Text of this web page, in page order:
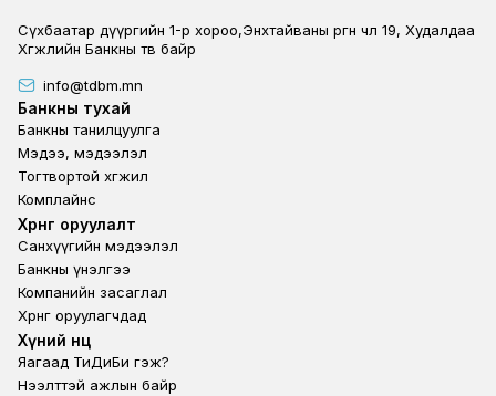
Сүхбаатар дүүргийн 1-р хороо,Энхтайваны өргөн чөлөө 19, Худалдаа
Хөгжлийн Банкны төв байр
info@tdbm.mn
Footer
Банкны тухай
Банкны танилцуулга
Мэдээ, мэдээлэл
Тогтвортой хөгжил
Комплайнс
Footer third
Хөрөнгө оруулалт
Санхүүгийн мэдээлэл
Банкны үнэлгээ
Компанийн засаглал
Хөрөнгө оруулагчдад
Footer second
Хүний нөөц
Яагаад ТиДиБи гэж?
Нээлттэй ажлын байр